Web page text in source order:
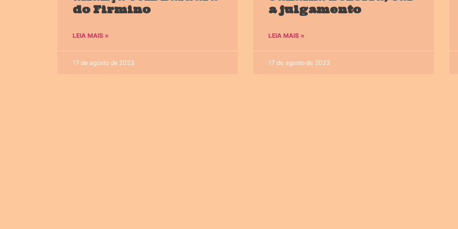
do Firmino
LEIA MAIS »
17 de agosto de 2023
a julgamento
LEIA MAIS »
17 de agosto de 2023